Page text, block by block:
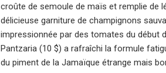
croûte de semoule de maïs et remplie de
délicieuse garniture de champignons
impressionnée par des tomates du début
Pantzaria (10 $) a rafraîchi la formule
du piment de la Jamaïque étrange mais